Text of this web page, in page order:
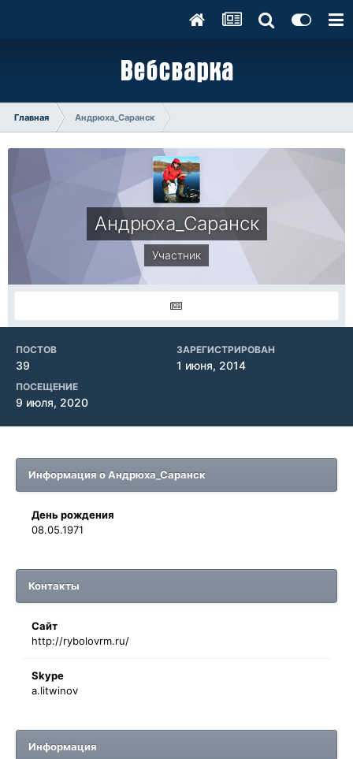
Главная Андрюха_Саранск
Андрюха_Саранск
Участник
ПОСТОВ
39
ЗАРЕГИСТРИРОВАН
1 июня, 2014
ПОСЕЩЕНИЕ
9 июля, 2020
Информация о Андрюха_Саранск
День рождения
08.05.1971
Контакты
Сайт
http://rybolovrm.ru/
Skype
a.litwinov
Информация